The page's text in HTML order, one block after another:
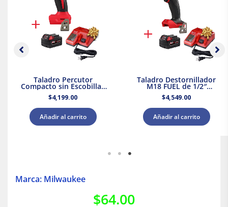
Taladro Percutor
Compacto sin Escobillas
M18 Milwaukee 3602-20 +
Kit Batería y Cargador
$4,199.00
Añadir al carrito
Taladro Destornillador
M18 FUEL de 1/2″
Milwaukee 2903-20 + Kit
Bateria y Cargador
$4,549.00
Añadir al carrito
Marca: Milwaukee
$64.00